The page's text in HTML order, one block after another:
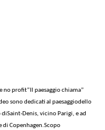
no profit“Il paesaggio chiama”
sono dedicati al paesaggiodello
Denis, vicino Parigi, e ad
di Copenhagen.Scopo